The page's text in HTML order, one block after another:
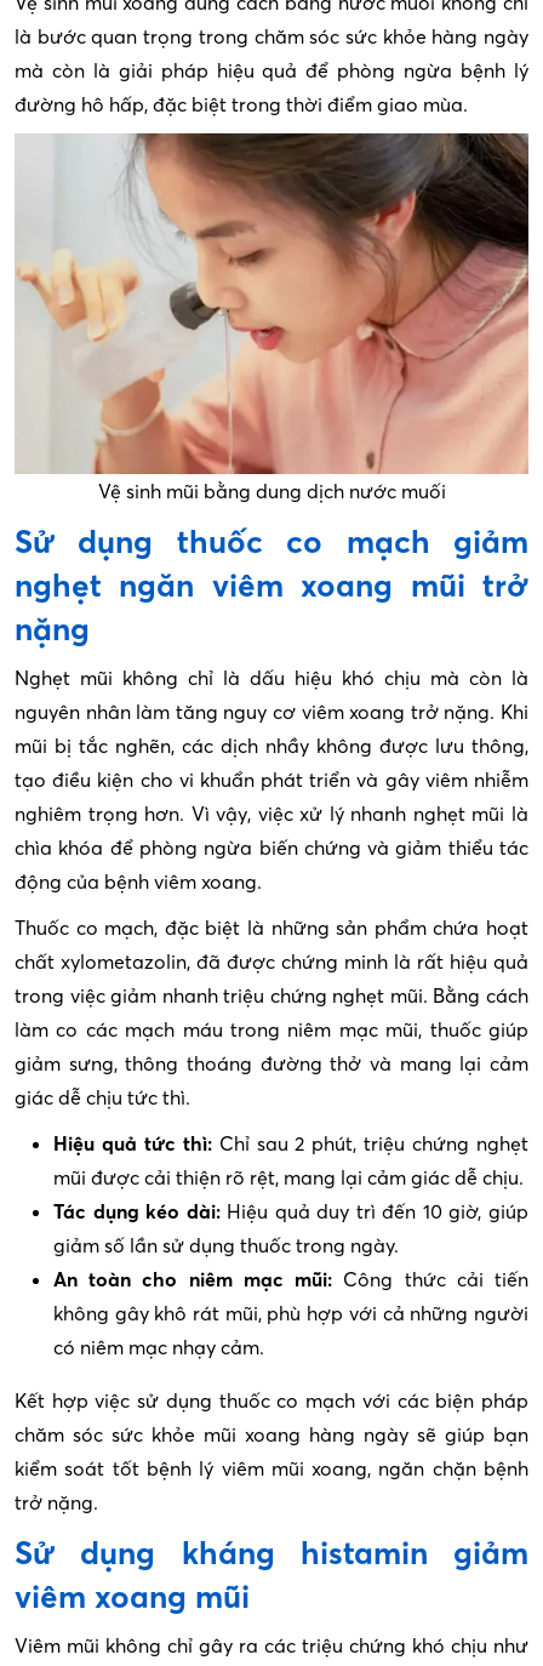
là bước quan trọng trong chăm sóc sức khỏe hàng ngày
mà còn là giải pháp hiệu quả để phòng ngừa bệnh lý
đường hô hấp, đặc biệt trong thời điểm giao mùa.
Vệ sinh mũi bằng dung dịch nước muối
Sử dụng thuốc co mạch giảm
nghẹt ngăn viêm xoang mũi trở
nặng
Nghẹt mũi không chỉ là dấu hiệu khó chịu mà còn là
nguyên nhân làm tăng nguy cơ viêm xoang trở nặng. Khi
mũi bị tắc nghẽn, các dịch nhầy không được lưu thông,
tạo điều kiện cho vi khuẩn phát triển và gây viêm nhiễm
nghiêm trọng hơn. Vì vậy, việc xử lý nhanh nghẹt mũi là
chìa khóa để phòng ngừa biến chứng và giảm thiểu tác
động của bệnh viêm xoang.
Thuốc co mạch, đặc biệt là những sản phẩm chứa hoạt
chất xylometazolin, đã được chứng minh là rất hiệu quả
trong việc giảm nhanh triệu chứng nghẹt mũi. Bằng cách
làm co các mạch máu trong niêm mạc mũi, thuốc giúp
giảm sưng, thông thoáng đường thở và mang lại cảm
giác dễ chịu tức thì.
Hiệu quả tức thì:Chỉ sau 2 phút, triệu chứng nghẹt
mũi được cải thiện rõ rệt, mang lại cảm giác dễ chịu.
Tác dụng kéo dài:Hiệu quả duy trì đến 10 giờ, giúp
giảm số lần sử dụng thuốc trong ngày.
An toàn cho niêm mạc mũi: Công thức cải tiến
không gây khô rát mũi, phù hợp với cả những người
có niêm mạc nhạy cảm.
Kết hợp việc sử dụng thuốc co mạch với các biện pháp
chăm sóc sức khỏe mũi xoang hàng ngày sẽ giúp bạn
kiểm soát tốt bệnh lý viêm mũi xoang, ngăn chặn bệnh
trở nặng.
Sử dụng kháng histamin giảm
viêm xoang mũi
Viêm mũi không chỉ gây ra các triệu chứng khó chịu như